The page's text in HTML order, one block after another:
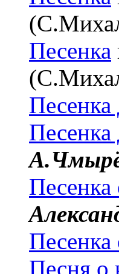
Песенка
Песенка
Песенка
Песенка
Песенка
Песня о